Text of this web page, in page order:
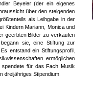
Beyeler (der ein eigenes
über den steigenden
als Leihgabe in der
Kindern Mariann, Monica und
geerbten Bilder zu verkaufen
sie, eine Stiftung zur
entstand ein Stiftungsprofil,
ermöglichen
spendete für das Fach Musik
dreijähriges Stipendium.